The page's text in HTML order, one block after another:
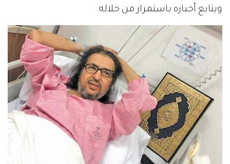
ويتابع أخباره باستمرار من خلاله.